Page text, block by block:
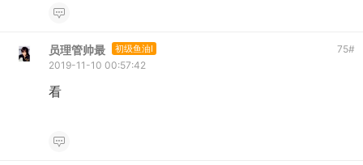
员理管帅最 初级鱼油I 75#
2019-11-10 00:57:42
看